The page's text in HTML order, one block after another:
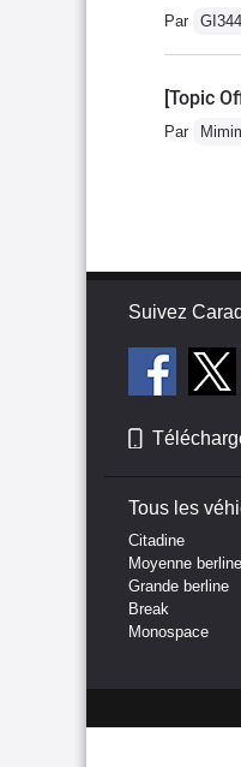
Par
[Topic
Par
Suivez
Tous les
Citadine
Moyenne berline
Grande berline
Break
Monospace